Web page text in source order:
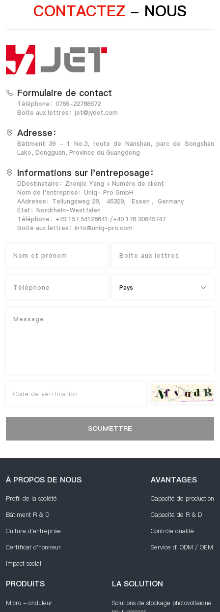
CONTACTEZ - NOUS
Formulaire de contact
Téléphone：0769-22788672
Boîte aux lettres：jet@jydet.com
Adresse：
Bâtiment 39 - 1 No.3, route de Nanshan, parc de Songshan
Lake, Dongguan, Province du Guangdong
Informations sur l'entreposage：
DDestinataire：Zhenjie Yang + Numéro de client
Nom de l'entreprise：Uniq- Pro GmbH
AAdresse：Teilungsweg 28， 45329， Essen ，Germany
État：Nordrhein-Westfalen
Téléphone：+49 157 54128641 /+49 176 30649747
Boîte aux lettres：info@uniq-pro.com
SOUMETTRE
À PROPOS DE NOUS
Profil de la société
Bâtiment R & D
Culture d'entreprise
Certificat d'honneur
Impact social
AVANTAGES
Capacité de production
Capacité de R & D
Contrôle qualité
Service d' ODM / OEM
PRODUITS
Micro - onduleur
LA SOLUTION
Solutions de stockage photovoltaïque